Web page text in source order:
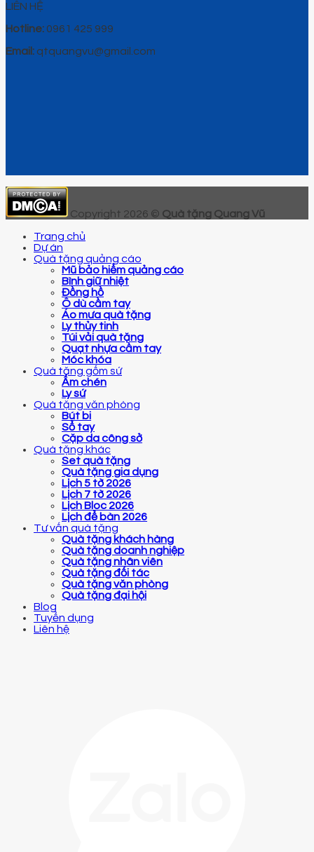
LIÊN HỆ
Hotline: 0961 425 999
Email: qtquangvu@gmail.com
Copyright 2026 © Quà tặng Quang Vũ
Trang chủ
Dự án
Quà tặng quảng cáo
Mũ bảo hiểm quảng cáo
Bình giữ nhiệt
Đồng hồ
Ô dù cầm tay
Áo mưa quà tặng
Ly thủy tinh
Túi vải quà tặng
Quạt nhựa cầm tay
Móc khóa
Quà tặng gốm sứ
Ấm chén
Ly sứ
Quà tặng văn phòng
Bút bi
Sổ tay
Cặp da công sở
Quà tặng khác
Set quà tặng
Quà tặng gia dụng
Lịch 5 tờ 2026
Lịch 7 tờ 2026
Lịch Bloc 2026
Lịch để bàn 2026
Tư vấn quà tặng
Quà tặng khách hàng
Quà tặng doanh nghiệp
Quà tặng nhân viên
Quà tặng đối tác
Quà tặng văn phòng
Quà tặng đại hội
Blog
Tuyển dụng
Liên hệ